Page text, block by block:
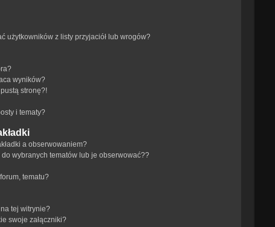
użytkowników z listy przyjaciół lub wrogów?
wyników?
stronę?!
i tematy?
a obserwowaniem?
wybranych tematów lub je obserwować??
tematu?
tej witrynie?
swoje załączniki?